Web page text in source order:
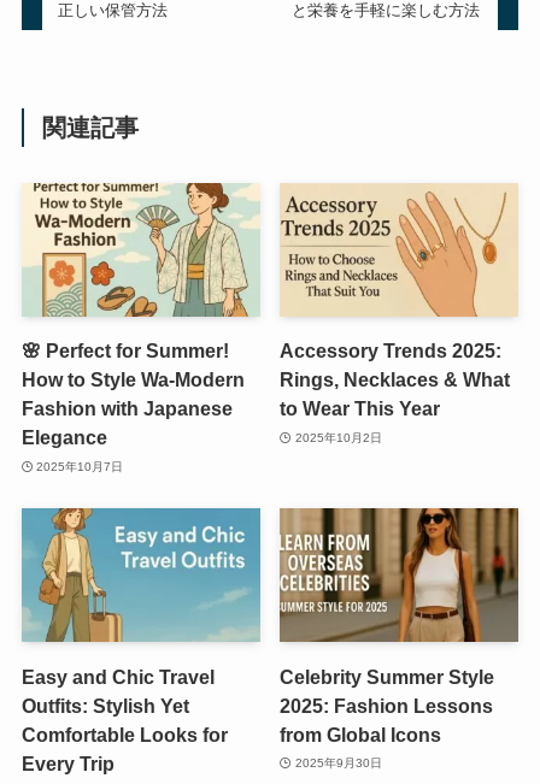
正しい保管方法
と栄養を手軽に楽しむ方法
関連記事
🌸 Perfect for Summer!
How to Style Wa-Modern
Fashion with Japanese
Elegance
2025年10月7日
Accessory Trends 2025:
Rings, Necklaces & What
to Wear This Year
2025年10月2日
Easy and Chic Travel
Outfits: Stylish Yet
Comfortable Looks for
Every Trip
Celebrity Summer Style
2025: Fashion Lessons
from Global Icons
2025年9月30日